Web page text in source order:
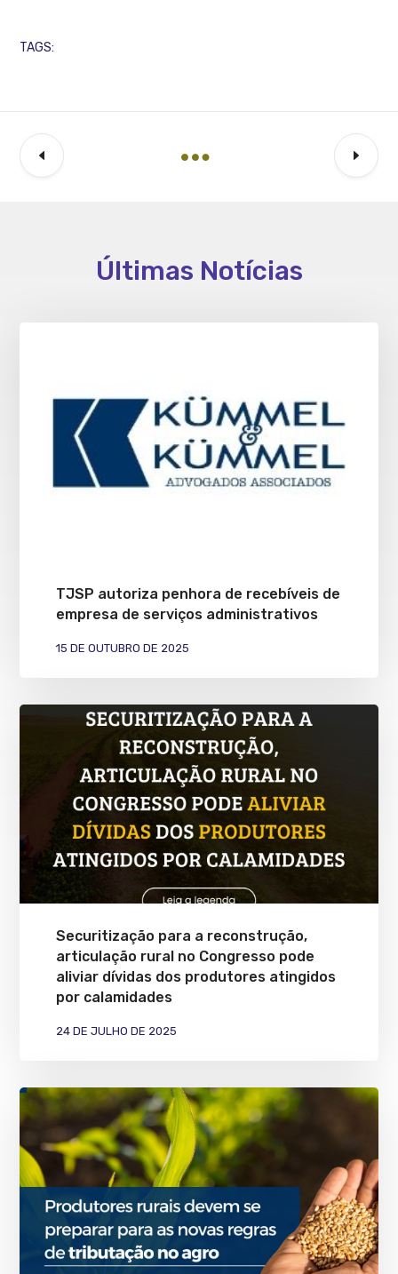
TAGS:
Últimas Notícias
TJSP autoriza penhora de recebíveis de
empresa de serviços administrativos
15 DE OUTUBRO DE 2025
Securitização para a reconstrução,
articulação rural no Congresso pode
aliviar dívidas dos produtores atingidos
por calamidades
24 DE JULHO DE 2025